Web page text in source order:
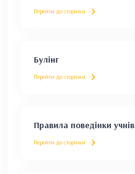
Перейти до сторінки
Булінг
Перейти до сторінки
Правила поведінки учнів
Перейти до сторінки